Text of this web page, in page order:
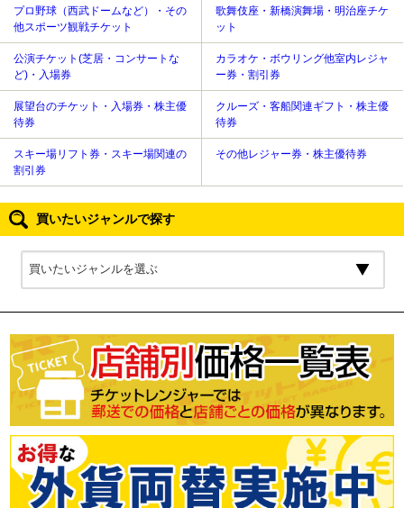
プロ野球（西武ドームなど）・その
他スポーツ観戦チケット
歌舞伎座・新橋演舞場・明治座チケ
ット
公演チケット(芝居・コンサートな
ど)・入場券
カラオケ・ボウリング他室内レジャ
ー券・割引券
展望台のチケット・入場券・株主優
待券
クルーズ・客船関連ギフト・株主優
待券
スキー場リフト券・スキー場関連の
割引券
その他レジャー券・株主優待券
買いたいジャンルで探す